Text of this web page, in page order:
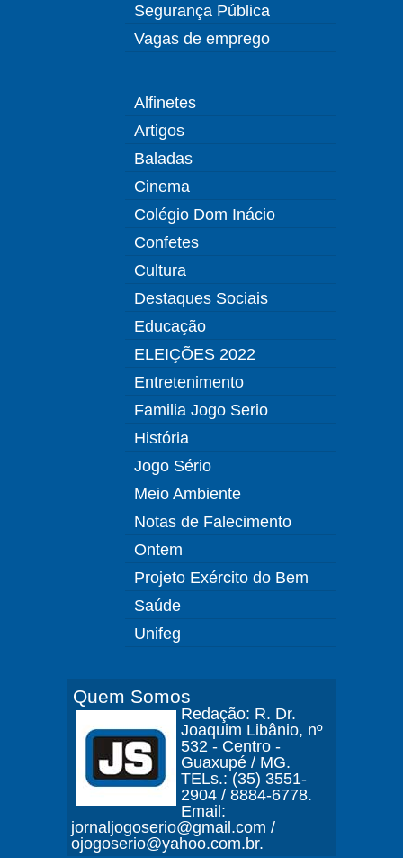
Segurança Pública
Vagas de emprego
Alfinetes
Artigos
Baladas
Cinema
Colégio Dom Inácio
Confetes
Cultura
Destaques Sociais
Educação
ELEIÇÕES 2022
Entretenimento
Familia Jogo Serio
História
Jogo Sério
Meio Ambiente
Notas de Falecimento
Ontem
Projeto Exército do Bem
Saúde
Unifeg
Quem Somos
Redação: R. Dr.
Joaquim Libânio, nº
532 - Centro -
Guaxupé / MG.
TELs.: (35) 3551-
2904 / 8884-6778.
Email:
jornaljogoserio@gmail.com /
ojogoserio@yahoo.com.br.